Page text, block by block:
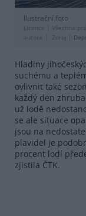
Ilustrační foto
Licence |
Všechna
autora
Zdroj |
Hladiny
suchému a
ovlivnit také
každý den
už lodě
se ale situace
jsou na
plavidel je
procent lodí
zjistila ČTK.